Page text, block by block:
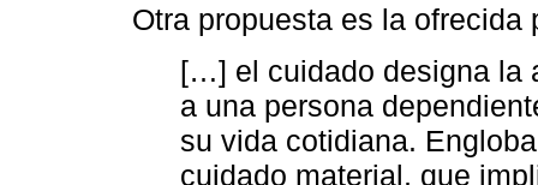
Otra propuesta es la ofrecida
[…] el cuidado designa la
a una persona
su vida cotidiana.
cuidado material, que